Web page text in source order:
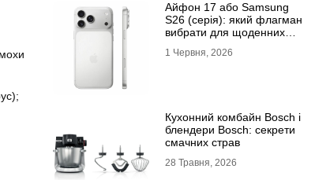
Айфон 17 або Samsung
S26 (серія): який флагман
вибрати для щоденних
1 Червня, 2026
Кухонний комбайн Bosch і
блендери Bosch: секрети
смачних страв
28 Травня, 2026